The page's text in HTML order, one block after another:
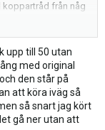
koppartråd från någ
gå köra här i
för test. Jag har
till störrew
de vibrerar löd.På
eller svag
de inte.
men de har
upp till 50 utan
med original
den står på
att köra iväg så
så snart jag kört
gå ner utan att